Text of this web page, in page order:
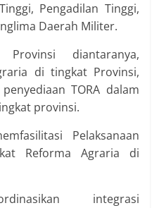
Pengadilan Tinggi,
Daerah Militer.
diantaranya,
di tingkat Provinsi,
TORA dalam
provinsi.
Pelaksanaan
Reforma Agraria di
integrasi